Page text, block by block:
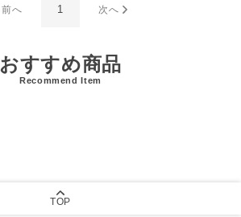
前へ 1 次へ
おすすめ商品
Recommend Item
TOP